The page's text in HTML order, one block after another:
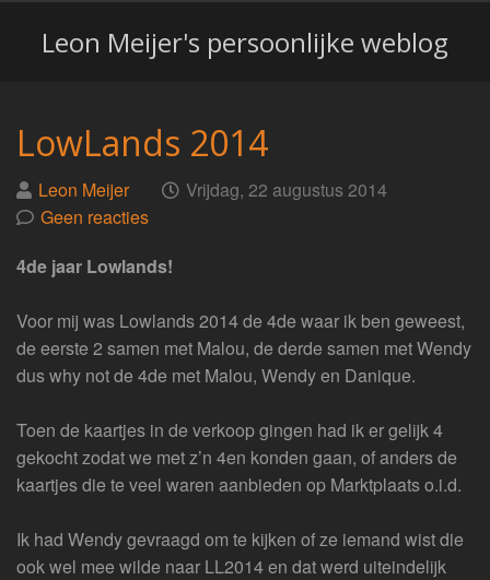
Leon Meijer's persoonlijke weblog
LowLands 2014
Geplaatst
door
Leon Meijer op Vrijdag, 22 augustus 2014
Geen reacties
4de jaar Lowlands!
Voor mij was Lowlands 2014 de 4de waar ik ben geweest,
de eerste 2 samen met Malou, de derde samen met Wendy
dus why not de 4de met Malou, Wendy en Danique.
Toen de kaartjes in de verkoop gingen had ik er gelijk 4
gekocht zodat we met z’n 4en konden gaan, of anders de
kaartjes die te veel waren aanbieden op Marktplaats o.i.d.
Ik had Wendy gevraagd om te kijken of ze iemand wist die
ook wel mee wilde naar LL2014 en dat werd uiteindelijk